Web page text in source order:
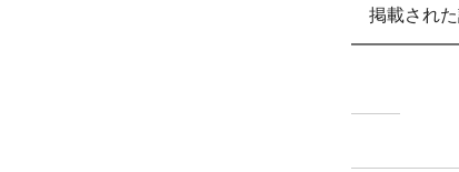
掲載された